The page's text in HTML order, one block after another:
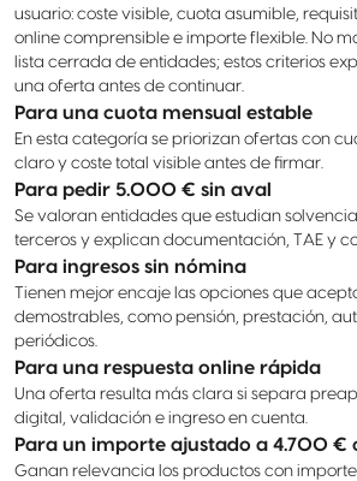
usuario: coste visible, cuota asumible,
online comprensible e importe flexible. No
lista cerrada de entidades; estos criterios
una oferta antes de continuar.
Para una cuota mensual estable
En esta categoría se priorizan ofertas con
claro y coste total visible antes de firmar.
Para pedir 5.000 € sin aval
Se valoran entidades que estudian
terceros y explican documentación, TAE y
Para ingresos sin nómina
Tienen mejor encaje las opciones que
demostrables, como pensión, prestación,
periódicos.
Para una respuesta online rápida
Una oferta resulta más clara si separa
digital, validación e ingreso en cuenta.
Para un importe ajustado a 4.700 €
Ganan relevancia los productos con